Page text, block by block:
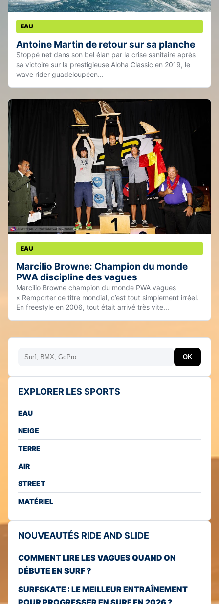
EAU
Antoine Martin de retour sur sa planche
Stoppé net dans son bel élan par la crise sanitaire après
sa victoire sur la prestigieuse Aloha Classic en 2019, le
wave rider guadeloupéen...
EAU
Marcilio Browne: Champion du monde
PWA discipline des vagues
Marcilio Browne champion du monde PWA vagues
« Remporter ce titre mondial, c’est tout simplement irréel.
En freestyle en 2006, tout était arrivé très vite...
Rechercher OK
EXPLORER LES SPORTS
EAU
NEIGE
TERRE
AIR
STREET
MATÉRIEL
NOUVEAUTÉS RIDE AND SLIDE
COMMENT LIRE LES VAGUES QUAND ON
DÉBUTE EN SURF ?
SURFSKATE : LE MEILLEUR ENTRAÎNEMENT